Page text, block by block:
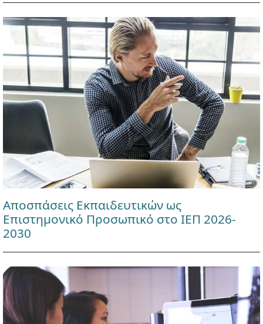
Αποσπάσεις Εκπαιδευτικών ως
Επιστημονικό Προσωπικό στο ΙΕΠ 2026-
2030